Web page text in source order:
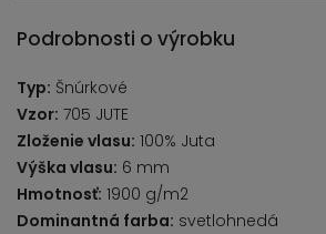
Podrobnosti o výrobku
Typ: Šnúrkové
Vzor: 705 JUTE
Zloženie vlasu: 100% Juta
Výška vlasu: 6 mm
Hmotnosť: 1900 g/m2
Dominantná farba: svetlohnedá